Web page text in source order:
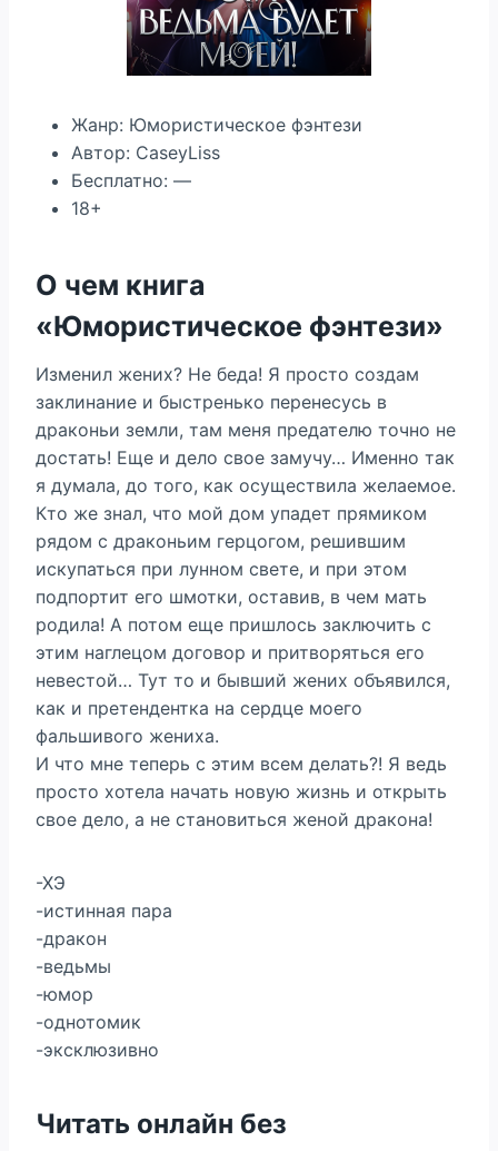
Жанр: Юмористическое фэнтези
Автор: CaseyLiss
Бесплатно: —
18+
О чем книга
«Юмористическое фэнтези»
Изменил жених? Не беда! Я просто создам
заклинание и быстренько перенесусь в
драконьи земли, там меня предателю точно не
достать! Еще и дело свое замучу… Именно так
я думала, до того, как осуществила желаемое.
Кто же знал, что мой дом упадет прямиком
рядом с драконьим герцогом, решившим
искупаться при лунном свете, и при этом
подпортит его шмотки, оставив, в чем мать
родила! А потом еще пришлось заключить с
этим наглецом договор и притворяться его
невестой… Тут то и бывший жених объявился,
как и претендентка на сердце моего
фальшивого жениха.
И что мне теперь с этим всем делать?! Я ведь
просто хотела начать новую жизнь и открыть
свое дело, а не становиться женой дракона!
-ХЭ
-истинная пара
-дракон
-ведьмы
-юмор
-однотомик
-эксклюзивно
Читать онлайн без